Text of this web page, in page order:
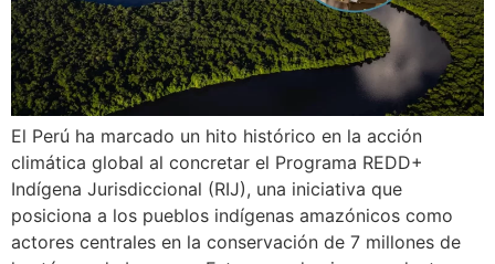
El Perú ha marcado un hito histórico en la acción
climática global al concretar el Programa REDD+
Indígena Jurisdiccional (RIJ), una iniciativa que
posiciona a los pueblos indígenas amazónicos como
actores centrales en la conservación de 7 millones de